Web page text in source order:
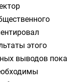
этого
выводов пока